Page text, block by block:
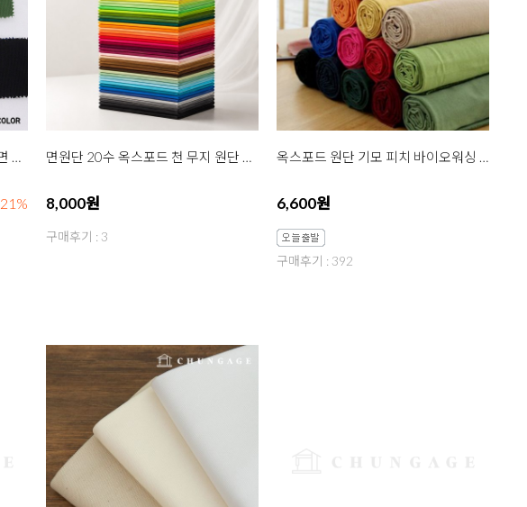
대폭 10수 캔버스 원단 와이드 순면 무지 25종 한마
21%
면원단 20수 옥스포드 천 무지 원단 모렌트 141종
8,000원
구매후기 : 3
옥스포드 원단 기모 피치 바이오워싱 무지천 13종
6,600원
구매후기 : 392